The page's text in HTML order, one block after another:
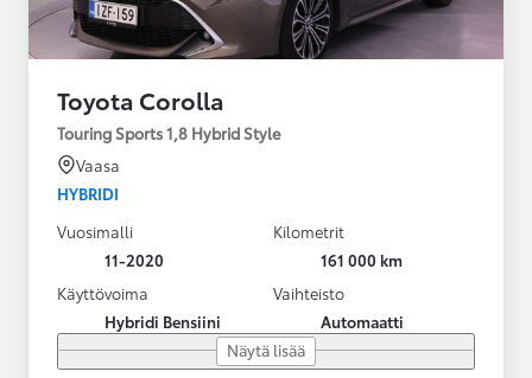
Toyota Corolla
Touring Sports 1,8 Hybrid Style
Vaasa
HYBRIDI
Vuosimalli
11-2020
Kilometrit
161 000 km
Käyttövoima
Hybridi Bensiini
Vaihteisto
Automaatti
Näytä lisää